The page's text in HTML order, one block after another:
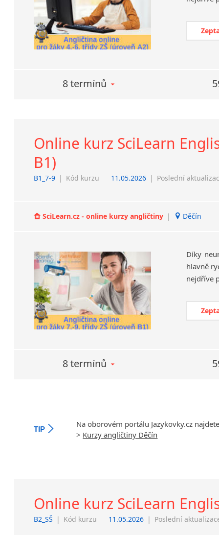
8 termínů
Online kurz SciLearn
B1)
B1_7-9 | Kód kurzu 11.05.2026 | Poslední
SciLearn.cz - online kurzy angličtiny | Děčín
Díky
hlavně
8 termínů
TIP
Na oborovém portálu Jazykovky.cz
> Kurzy angličtiny Děčín
Online kurz SciLearn
B2_SŠ | Kód kurzu 11.05.2026 | Poslední